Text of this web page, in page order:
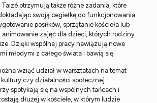
otrzymują także różne zadania, które
swoją cegiełkę do funkcjonowania
posiłków, sprzątanie kościoła lub
animowanie zajęć dla dzieci, których rodziny
Dzięki wspólnej pracy nawiązują nowe
młodymi z całego świata i bawią się.
wziąć udział w warsztatach na temat
czy działalności społecznej.
spotykają się na wspólnych tańcach i
dłużej w kościele, w którym ludzie